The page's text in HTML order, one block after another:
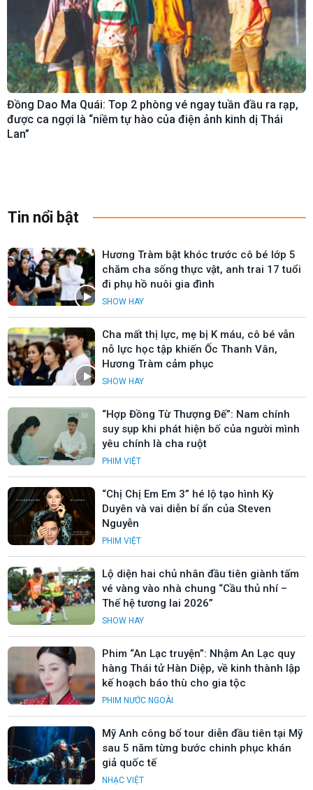
Đồng Dao Ma Quái: Top 2 phòng vé ngay tuần đầu ra rạp,
được ca ngợi là “niềm tự hào của điện ảnh kinh dị Thái
Lan”
Tin nổi bật
Hương Tràm bật khóc trước cô bé lớp 5
chăm cha sống thực vật, anh trai 17 tuổi
đi phụ hồ nuôi gia đình
SHOW HAY
Cha mất thị lực, mẹ bị K máu, cô bé vẫn
nỗ lực học tập khiến Ốc Thanh Vân,
Hương Tràm cảm phục
SHOW HAY
“Hợp Đồng Từ Thượng Đế”: Nam chính
suy sụp khi phát hiện bố của người mình
yêu chính là cha ruột
PHIM VIỆT
“Chị Chị Em Em 3” hé lộ tạo hình Kỳ
Duyên và vai diễn bí ẩn của Steven
Nguyễn
PHIM VIỆT
Lộ diện hai chủ nhân đầu tiên giành tấm
vé vàng vào nhà chung “Cầu thủ nhí –
Thế hệ tương lai 2026”
SHOW HAY
Phim “An Lạc truyện”: Nhậm An Lạc quy
hàng Thái tử Hàn Diệp, về kinh thành lập
kế hoạch báo thù cho gia tộc
PHIM NƯỚC NGOÀI
Mỹ Anh công bố tour diễn đầu tiên tại Mỹ
sau 5 năm từng bước chinh phục khán
giả quốc tế
NHẠC VIỆT